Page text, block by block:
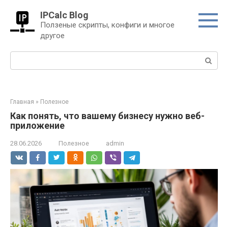
контенту
IPCalc Blog
Ползеные скрипты, конфиги и многое
другое
Поиск:
Главная » Полезное
Как понять, что вашему бизнесу нужно веб-
приложение
28.06.2026 Полезное admin